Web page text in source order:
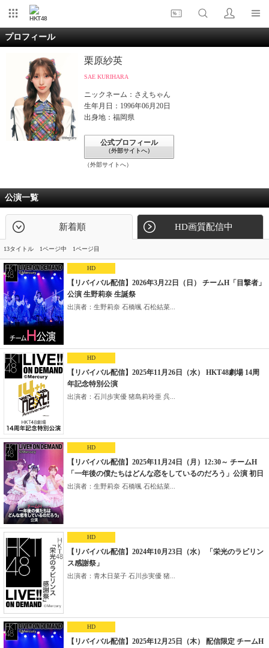
HKT48
プロフィール
栗原紗英
SAE KURIHARA
ニックネーム：さえちゃん
生年月日：1996年06月20日
出身地：福岡県
公式プロフィール
（外部サイトへ）
（外部サイトへ）
公演一覧
新着順 HD画質配信中
13タイトル 1ページ中 1ページ目
HD
【リバイバル配信】2026年3月22日（日） チームH「目撃者」
公演 生野莉奈 生誕祭
出演者：生野莉奈 石橋颯 石松結菜...
HD
【リバイバル配信】2025年11月26日（水） HKT48劇場 14周
年記念特別公演
出演者：石川歩実優 猪島莉玲亜 呉...
HD
【リバイバル配信】2025年11月24日（月）12:30～ チームH
「一年後の僕たちはどんな恋をしているのだろう」公演 初日
出演者：生野莉奈 石橋颯 石松結菜...
HD
【リバイバル配信】2024年10月23日（水） 「栄光のラビリン
ス感謝祭」
出演者：青木日菜子 石川歩実優 猪...
HD
【リバイバル配信】2025年12月25日（木） 配信限定 チームH